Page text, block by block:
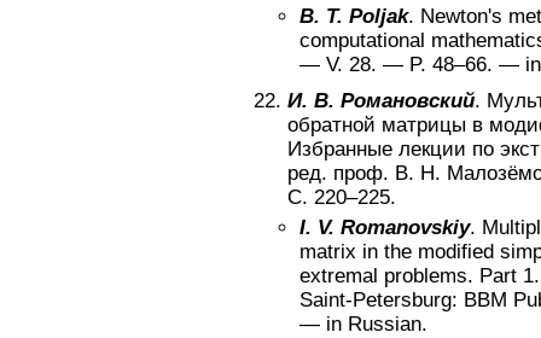
B. T. Poljak. Newton's
computational
— V. 28. — P. 48–66. —
И. В. Романовский.
обратной матрицы в
Избранные лекции по
ред. проф. В. Н.
С. 220–225.
I. V. Romanovskiy.
matrix in the modified
extremal problems. Part 1
Saint-Petersburg: BBM
— in Russian.